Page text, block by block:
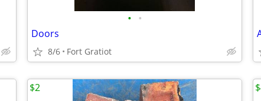
• •
Doors
8/6 Fort Gratiot
$2